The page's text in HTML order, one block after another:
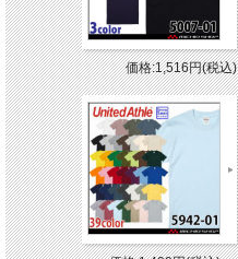
価格:1,516円(税込)